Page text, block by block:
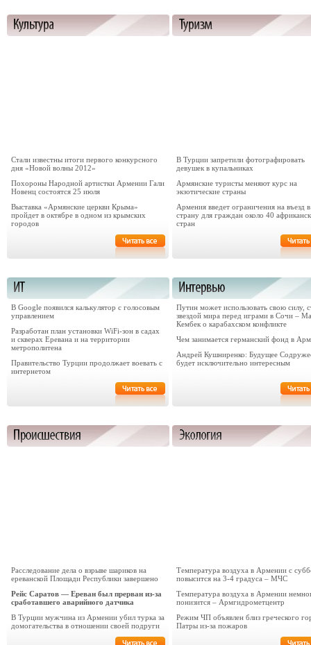
Стали известны итоги первого конкурсного
дня «Новой волны 2012»
Похороны Народной артистки Армении Гали
Новенц состоятся 25 июля
Выставка «Армянские церкви Крыма»
пройдет в октябре в одном из крымских
городов
В Турции запретили фотографировать
девушек в купальниках
Армянские туристы меняют курс на
экзотические страны
Армения введет ограничения на въезд в
страну для граждан около 40
стран
В Google появился калькулятор с голосовым
управлением
Разработан план установки WiFi-зон в садах
и скверах Еревана и на территории
метрополитена
Правительство Турции продолжает воевать с
интернетом
Путин может использовать свою силу,
звездой мира перед играми в Сочи –
Кембек o карабахском конфликте
Чем занимается германский фонд в
Андрей Кушниренко: Будущее
будет исключительно интересным
Расследование дела о взрыве шариков на
ереванской Площади Республики завершено
Рейс Саратов — Ереван был прерван из-за
сработавшего аварийного датчика
В Турции мужчина из Армении убил турка за
домогательства в отношении своей подруги
Температура воздуха в Армении с
повысится на 3-4 градуса – МЧС
Температура воздуха в Армении
понизится – Армгидрометцентр
Режим ЧП объявлен близ греческого
Патры из-за пожаров